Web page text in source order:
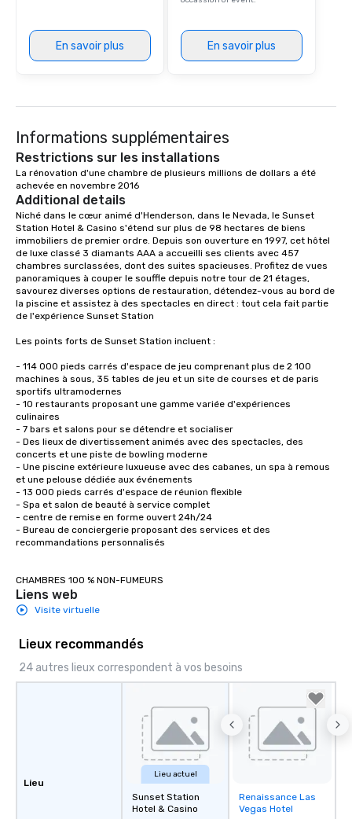
En savoir plus En savoir plus
Informations supplémentaires
Restrictions sur les installations
La rénovation d'une chambre de plusieurs millions de dollars a été
achevée en novembre 2016
Additional details
Niché dans le cœur animé d'Henderson, dans le Nevada, le Sunset
Station Hotel & Casino s'étend sur plus de 98 hectares de biens
immobiliers de premier ordre. Depuis son ouverture en 1997, cet hôtel
de luxe classé 3 diamants AAA a accueilli ses clients avec 457
chambres surclassées, dont des suites spacieuses. Profitez de vues
panoramiques à couper le souffle depuis notre tour de 21 étages,
savourez diverses options de restauration, détendez-vous au bord de
la piscine et assistez à des spectacles en direct : tout cela fait partie
de l'expérience Sunset Station
Les points forts de Sunset Station incluent :
- 114 000 pieds carrés d'espace de jeu comprenant plus de 2 100
machines à sous, 35 tables de jeu et un site de courses et de paris
sportifs ultramodernes
- 10 restaurants proposant une gamme variée d'expériences
culinaires
- 7 bars et salons pour se détendre et socialiser
- Des lieux de divertissement animés avec des spectacles, des
concerts et une piste de bowling moderne
- Une piscine extérieure luxueuse avec des cabanes, un spa à remous
et une pelouse dédiée aux événements
- 13 000 pieds carrés d'espace de réunion flexible
- Spa et salon de beauté à service complet
- centre de remise en forme ouvert 24h/24
- Bureau de conciergerie proposant des services et des
recommandations personnalisés
CHAMBRES 100 % NON-FUMEURS
Liens web
Visite virtuelle
Lieux recommandés
24 autres lieux correspondent à vos besoins
Lieu
Lieu actuel
Sunset Station
Hotel & Casino
Removed from
favorites
Renaissance Las
Vegas Hotel